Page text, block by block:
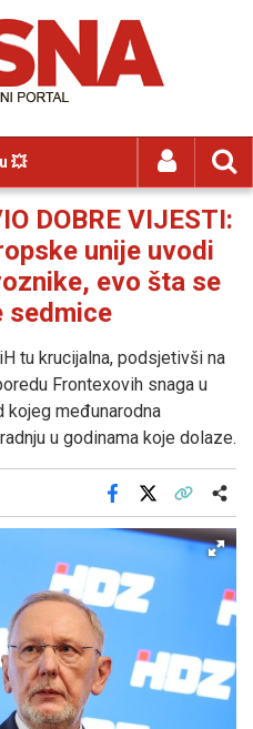
💥
DOBRE VIJESTI:
unije uvodi
evo šta se
sedmice
tu krucijalna, podsjetivši na
Frontexovih snaga u
kojeg međunarodna
u godinama koje dolaze.
Facebook